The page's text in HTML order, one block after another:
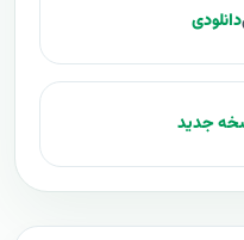
دانلودی
جدید